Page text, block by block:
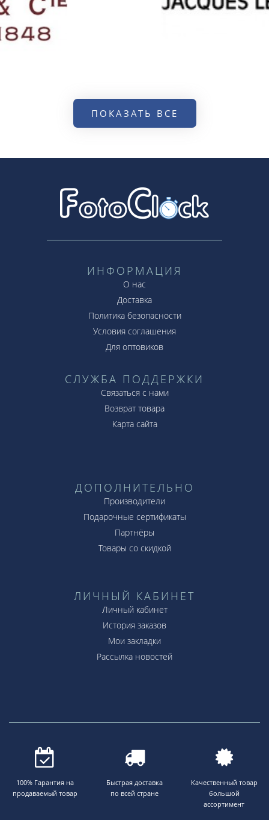
ПОКАЗАТЬ ВСЕ
ИНФОРМАЦИЯ
О нас
Доставка
Политика безопасности
Условия соглашения
Для оптовиков
СЛУЖБА ПОДДЕРЖКИ
Связаться с нами
Возврат товара
Карта сайта
ДОПОЛНИТЕЛЬНО
Производители
Подарочные сертификаты
Партнёры
Товары со скидкой
ЛИЧНЫЙ КАБИНЕТ
Личный кабинет
История заказов
Мои закладки
Рассылка новостей
100% Гарантия на
продаваемый товар
Быстрая доставка
по всей стране
Качественный товар
большой
ассортимент